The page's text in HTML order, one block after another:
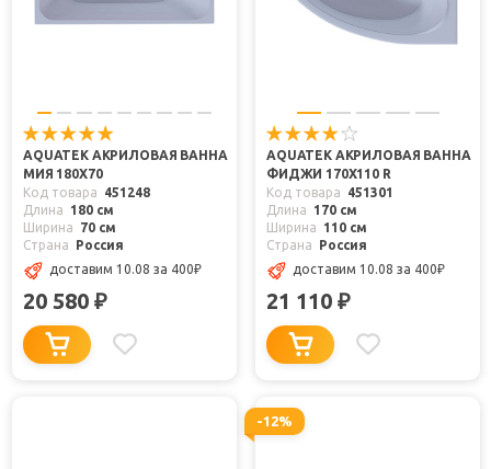
AQUATEK АКРИЛОВАЯ ВАННА
МИЯ 180X70
Код товара
451248
Длина
180 см
Ширина
70 см
Страна
Россия
доставим 10.08 за 400₽
20 580 ₽
AQUATEK АКРИЛОВАЯ ВАННА
ФИДЖИ 170X110 R
Код товара
451301
Длина
170 см
Ширина
110 см
Страна
Россия
доставим 10.08 за 400₽
21 110 ₽
-12%